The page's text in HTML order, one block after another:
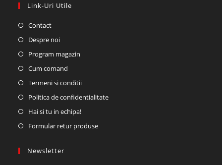
Link-Uri Utile
Contact
Despre noi
Program magazin
Cum comand
Termeni si conditii
Politica de confidentialitate
Hai si tu in echipa!
Formular retur produse
Newsletter